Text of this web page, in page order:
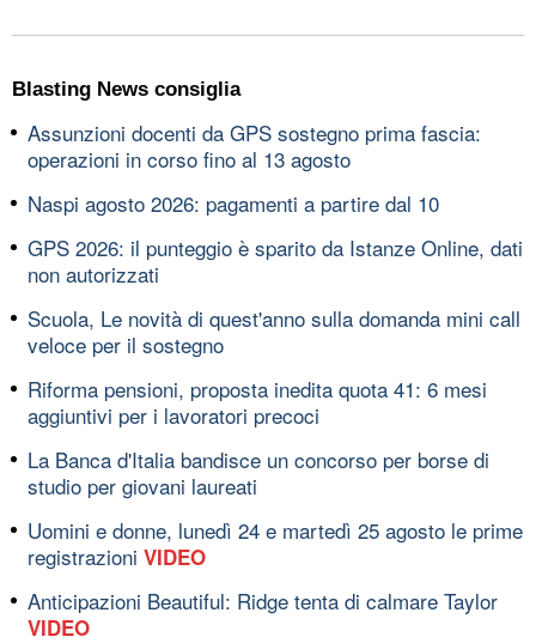
Blasting News consiglia
Assunzioni docenti da GPS sostegno prima fascia:
operazioni in corso fino al 13 agosto
Naspi agosto 2026: pagamenti a partire dal 10
GPS 2026: il punteggio è sparito da Istanze Online, dati
non autorizzati
Scuola, Le novità di quest'anno sulla domanda mini call
veloce per il sostegno
Riforma pensioni, proposta inedita quota 41: 6 mesi
aggiuntivi per i lavoratori precoci
La Banca d'Italia bandisce un concorso per borse di
studio per giovani laureati
Uomini e donne, lunedì 24 e martedì 25 agosto le prime
registrazioni VIDEO
Anticipazioni Beautiful: Ridge tenta di calmare Taylor
VIDEO